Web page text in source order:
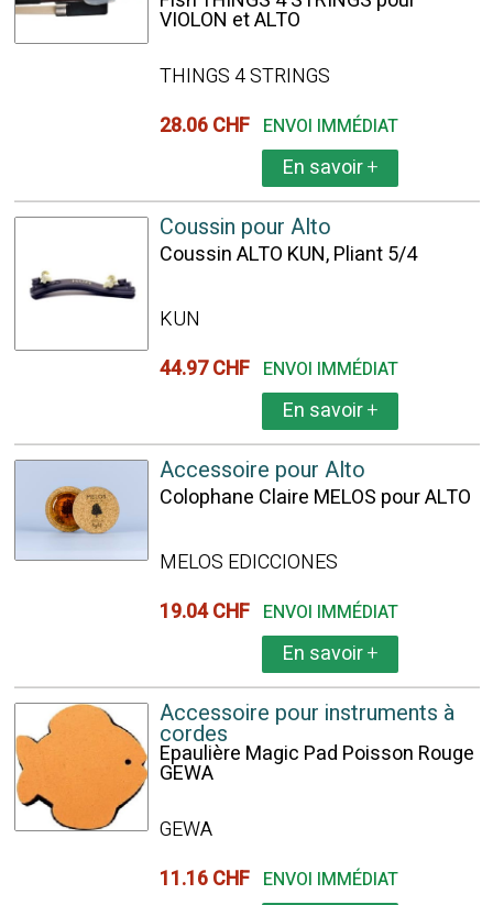
VIOLON et ALTO
THINGS 4 STRINGS
28.06 CHF ENVOI IMMÉDIAT
En savoir+
Coussin pour Alto
Coussin ALTO KUN, Pliant 5/4
KUN
44.97 CHF ENVOI IMMÉDIAT
En savoir+
Accessoire pour Alto
Colophane Claire MELOS pour ALTO
MELOS EDICCIONES
19.04 CHF ENVOI IMMÉDIAT
En savoir+
Accessoire pour instruments à
cordes
Epaulière Magic Pad Poisson Rouge
GEWA
GEWA
11.16 CHF ENVOI IMMÉDIAT